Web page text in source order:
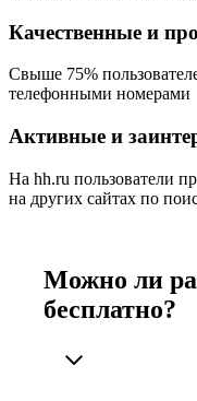
Качественные и
Свыше 75%
телефонными номерами
Активные и
На hh.ru пользователи
на других сайтах по
Можно ли
бесплатно?